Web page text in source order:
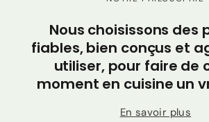
Nous choisissons des
fiables, bien conçus et
utiliser, pour faire de
moment en cuisine un
En savoir plus